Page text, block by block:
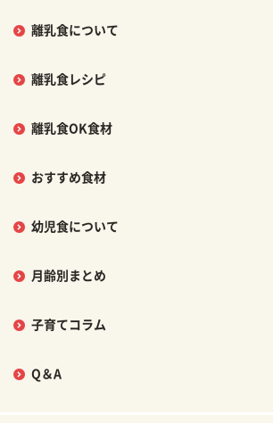
離乳食について
離乳食レシピ
離乳食OK食材
おすすめ食材
幼児食について
月齢別まとめ
子育てコラム
Q＆A